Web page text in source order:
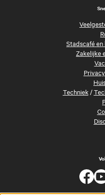
Stadscafé
Zakelijke
Techniek/